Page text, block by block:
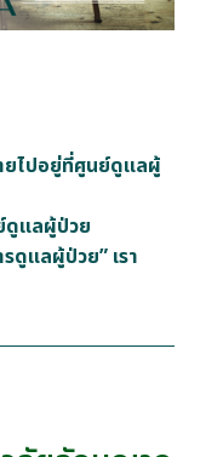
ยไปอยู่ที่ศูนย์ดูแลผู้
ดูแลผู้ป่วย
ดูแลผู้ป่วย” เรา